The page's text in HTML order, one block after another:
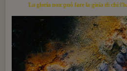
La gloria non può fare la gioia di chi